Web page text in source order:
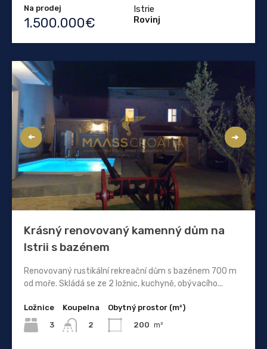
Na prodej
1.500.000€
Istrie
Rovinj
Krásný renovovaný kamenný dům na
Istrii s bazénem
Renovovaný rustikální rekreační dům s bazénem 700 m
od moře. Skládá se ze 2 ložnic, kuchyně, obývacího...
Ložnice
3
Koupelna
2
Obytný prostor (m²)
200 m²